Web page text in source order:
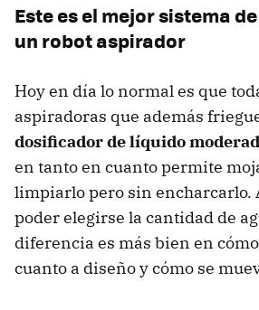
Este es el mejor sistema
un robot aspirador
Hoy en día lo normal es que
aspiradoras que además
dosificador de líquido
en tanto en cuanto permite
limpiarlo pero sin encharcarlo.
poder elegirse la cantidad de
diferencia es más bien en
cuanto a diseño y cómo se